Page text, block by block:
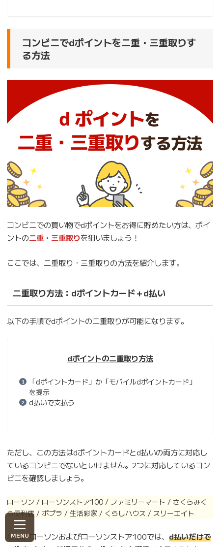
コンビニでdポイントを二重・三重取りす
る方法
コンビニでの買い物でdポイントをお得に貯めたい方は、ポイ
ントの二重・三重取りを狙いましょう！
ここでは、二重取り・三重取りの方法を紹介します。
二重取り方法：dポイントカード＋d払い
以下の手順でdポイントの二重取りが可能になります。
dポイントの二重取り方法
「ⅾポイントカード」か「モバイルdポイントカード」
を提示
d払いで支払う
ただし、この方法はdポイントカードとd払いの両方に対応し
ているコンビニでないといけません。2つに対応しているコン
ビニを確認しましょう。
ローソン / ローソンストア100 / ファミリーマート / さくらみく
ら便利店 / ポプラ / 生活彩家 / くらしハウス / スリーエイト
なお。ローソンおよびローソンストア100では、 d払いだけで